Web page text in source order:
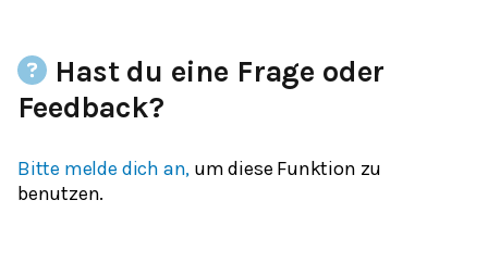
Hast du eine Frage oder
Feedback?
Bitte melde dich an, um diese Funktion zu
benutzen.